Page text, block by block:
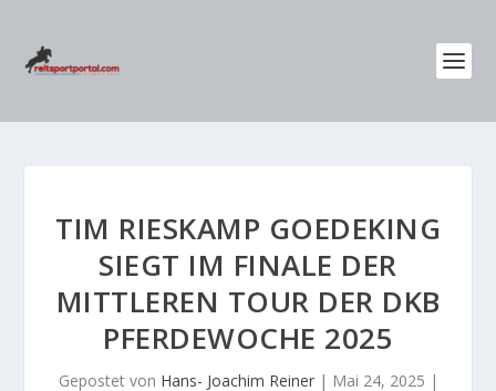
TIM RIESKAMP GOEDEKING
SIEGT IM FINALE DER
MITTLEREN TOUR DER DKB
PFERDEWOCHE 2025
Gepostet von Hans- Joachim Reiner| Mai 24, 2025 |